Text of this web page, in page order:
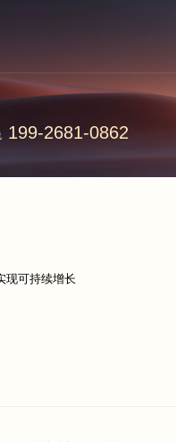
199-2681-0862
现可持续增长